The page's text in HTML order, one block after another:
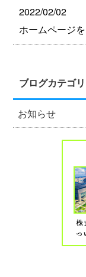
2022/02/02
ホームページを
ブログカテゴリ
お知らせ